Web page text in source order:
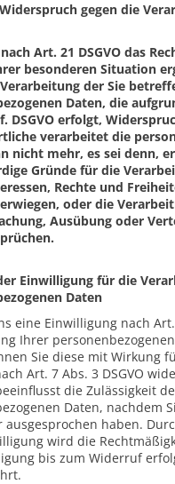
gegen die
Art. 21 DSGVO das
besonderen Situation
der Sie
Daten, die
DSGVO erfolgt,
verarbeitet die
nicht mehr, es sei denn,
Gründe für die
Rechte und
oder die
Ausübung oder
Einwilligung für die
Daten
eine Einwilligung nach
Ihrer
Sie diese mit Wirkung
Art. 7 Abs. 3 DSGVO
die Zulässigkeit
Daten, nachdem
ausgesprochen haben.
wird die
bis zum Widerruf